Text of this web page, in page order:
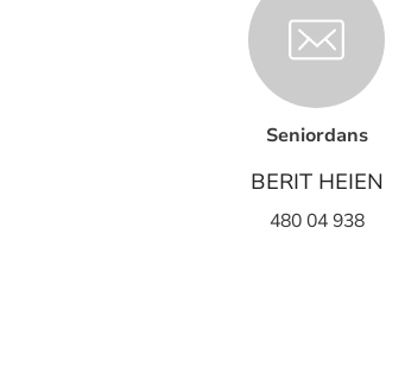
Seniordans
BERIT HEIEN
480 04 938